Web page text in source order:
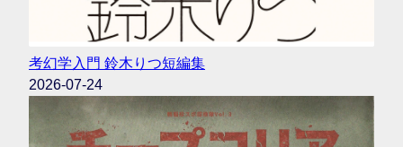
考幻学入門 鈴木りつ短編集
2026-07-24